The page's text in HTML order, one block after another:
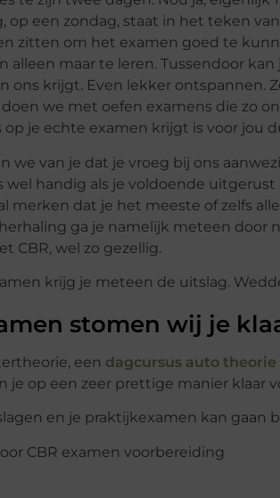
op een zondag, staat in het teken
zitten om het examen goed te
alleen maar te leren. Tussendoor
ons krijgt. Even lekker ontspannen.
we met oefen examens die zo
je echte examen krijgt is voor jou
we van je dat je vroeg bij ons
handig als je voldoende
merken dat je het meeste of zelfs
ga je namelijk meteen door
CBR, wel zo gezellig.
krijg je meteen de uitslag.
stomen wij je
een dagcursus auto theorie
je op een zeer prettige manier klaar
en je praktijkexamen kan gaan